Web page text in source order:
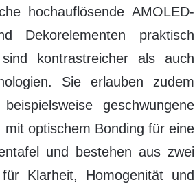
hochauflösende AMOLED-
Dekorelementen praktisch
kontrastreicher als auch
Sie erlauben zudem
geschwungene
optischem Bonding für eine
und bestehen aus zwei
Klarheit, Homogenität und